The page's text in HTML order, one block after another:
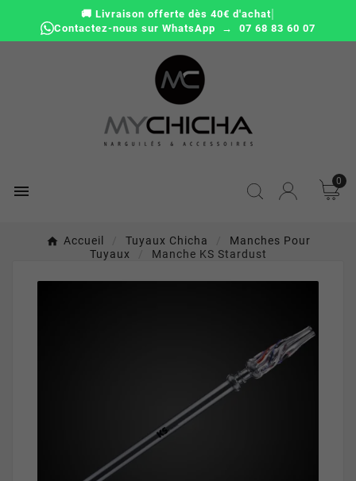
🚚 Livraison offerte dès 40€ d'achat|
Contactez-nous sur WhatsApp → 07 68 83 60 07

0
Accueil Tuyaux Chicha
Manches Pour
Tuyaux
Manche KS Stardust